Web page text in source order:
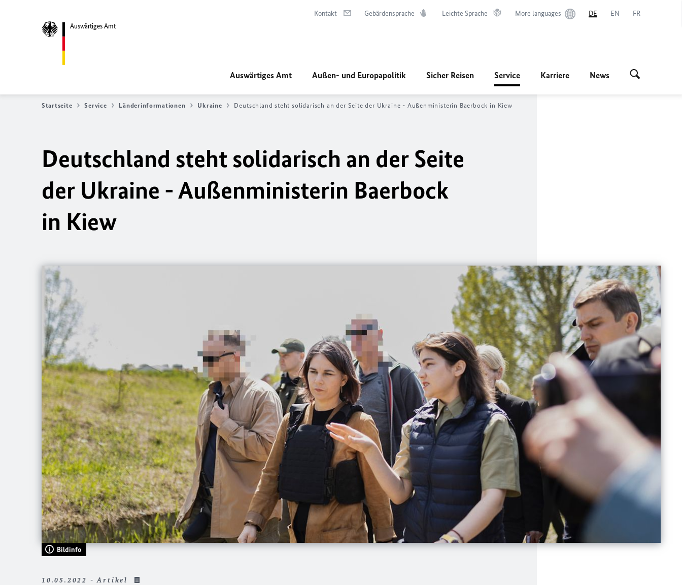
Auswärtiges Amt
Kontakt Gebärdensprache Leichte Sprache More languages DE EN FR
Auswärtiges Amt Außen- und Europapolitik Sicher Reisen Service Karriere News
Startseite Service Länderinformationen Ukraine Deutschland steht solidarisch an der Seite der Ukraine - Außenministerin Baerbock in Kiew
Deutschland steht solidarisch an der Seite
der Ukraine - Außenministerin Baerbock
in Kiew
Bildinfo
10.05.2022 - Artikel